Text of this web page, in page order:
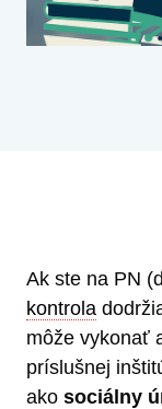
Ak ste na PN
kontrola
môže vykonať
príslušnej
ako sociálny